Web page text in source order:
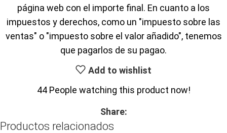
página web con el importe final. En cuanto a los
impuestos y derechos, como un "impuesto sobre las
ventas" o "impuesto sobre el valor añadido", tenemos
que pagarlos de su pagao.
Add to wishlist
44 People watching this product now!
Share:
Productos relacionados